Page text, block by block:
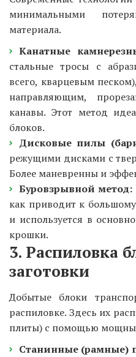
минимальными
материала.
Канатные
стальные тросы с
всего, кварцевым
направляющим,
канавы. Этот метод
блоков.
Дисковые пилы
режущими дисками с
Более маневренны и
Буровзрывной метод:
как приводит к
и используется в
крошки.
3. Распиловка
заготовки
Добытые блоки
распиловке. Здесь их
плиты) с помощью
Станинные (рамные)